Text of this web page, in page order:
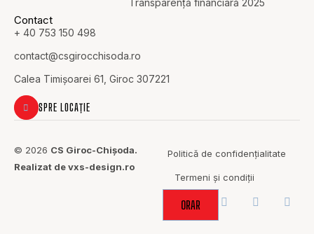
Transparență financiară 2025
Contact
+ 40 753 150 498
contact@csgirocchisoda.ro
Calea Timișoarei 61, Giroc 307221
SPRE LOCAȚIE
© 2026 CS Giroc-Chișoda.
Realizat de vxs-design.ro
Politică de confidențialitate
Termeni și condiții
ORAR